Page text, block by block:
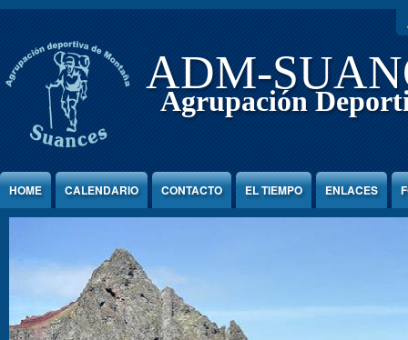
Jump to Content
ADM-
Agrupación
HOME CALENDARIO CONTACTO EL TIEMPO ENLACES